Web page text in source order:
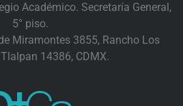
Académico. Secretaría General,
5° piso.
Miramontes 3855, Rancho Los
14386, CDMX.